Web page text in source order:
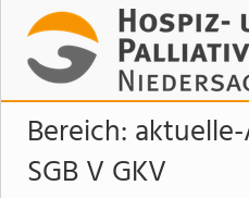
Bereich:
SGB V GKV